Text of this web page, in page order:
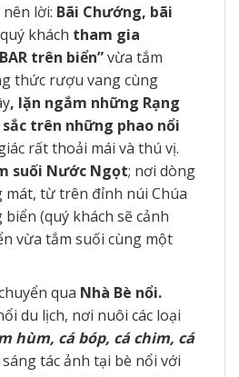
lời: Bãi Chướng, bãi
khách tham gia
trên biển”vừa tắm
thức rượu vang cùng
, lặn ngắm những Rạng
trên những phao nổi
rất thoải mái và thú vị.
suối Nước Ngọt; nơi dòng
từ trên đỉnh núi Chúa
(quý khách sẽ cảnh
vừa tắm suối cùng một
qua Nhà Bè nổi.
du lịch, nơi nuôi các loại
hùm, cá bóp, cá chim, cá
tác ảnh tại bè nổi với